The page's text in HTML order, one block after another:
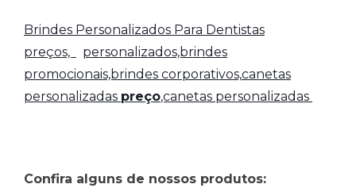
Brindes Personalizados Para Dentistas
preços,
personalizados,brindes
promocionais,brindes corporativos,canetas
personalizadas preço,canetas personalizadas
Confira alguns de nossos produtos: